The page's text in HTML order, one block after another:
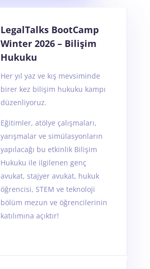
LegalTalks BootCamp
Winter 2026 – Bilişim
Hukuku
Her yıl yaz ve kış mevsiminde
birer kez bilişim hukuku kampı
düzenliyoruz.
Eğitimler, atölye çalışmaları,
yarışmalar ve simülasyonların
yapılacağı bu etkinlik Bilişim
Hukuku ile ilgilenen genç
avukat, stajyer avukat, hukuk
öğrencisi, STEM ve teknoloji
bölüm mezun ve öğrencilerinin
katılımına açıktır!